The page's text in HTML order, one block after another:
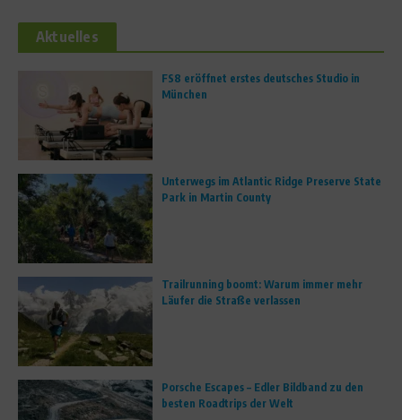
Aktuelles
FS8 eröffnet erstes deutsches Studio in
München
Unterwegs im Atlantic Ridge Preserve State
Park in Martin County
Trailrunning boomt: Warum immer mehr
Läufer die Straße verlassen
Porsche Escapes – Edler Bildband zu den
besten Roadtrips der Welt